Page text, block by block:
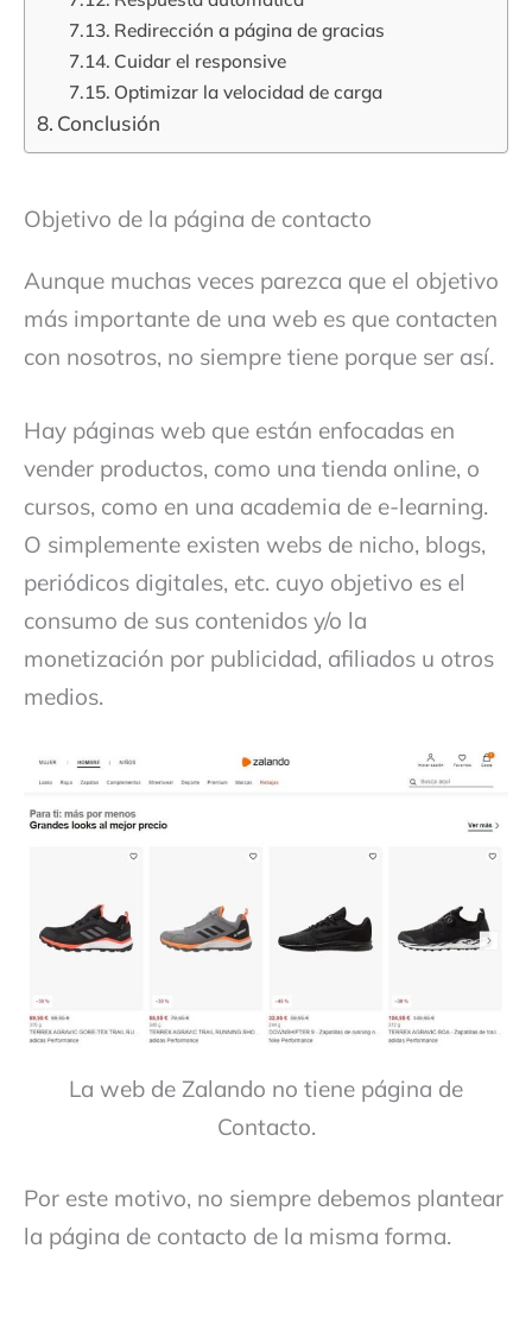
Redirección a página de gracias
Cuidar el responsive
Optimizar la velocidad de carga
Conclusión
Objetivo de la página de contacto
Aunque muchas veces parezca que el objetivo
más importante de una web es que contacten
con nosotros, no siempre tiene porque ser así.
Hay páginas web que están enfocadas en
vender productos, como una tienda online, o
cursos, como en una academia de e-learning.
O simplemente existen webs de nicho, blogs,
periódicos digitales, etc. cuyo objetivo es el
consumo de sus contenidos y/o la
monetización por publicidad, afiliados u otros
medios.
La web de Zalando no tiene página de
Contacto.
Por este motivo, no siempre debemos plantear
la página de contacto de la misma forma.